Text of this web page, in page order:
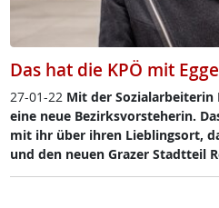
Das hat die KPÖ mit
27-01-22 Mit der So­zial­ar­bei­te­rin
ei­ne neue Be­zirks­vor­ste­he­rin.
mit ihr über ih­ren Lie­b­ling­s­ort,
und den neu­en Gra­zer Stadt­teil